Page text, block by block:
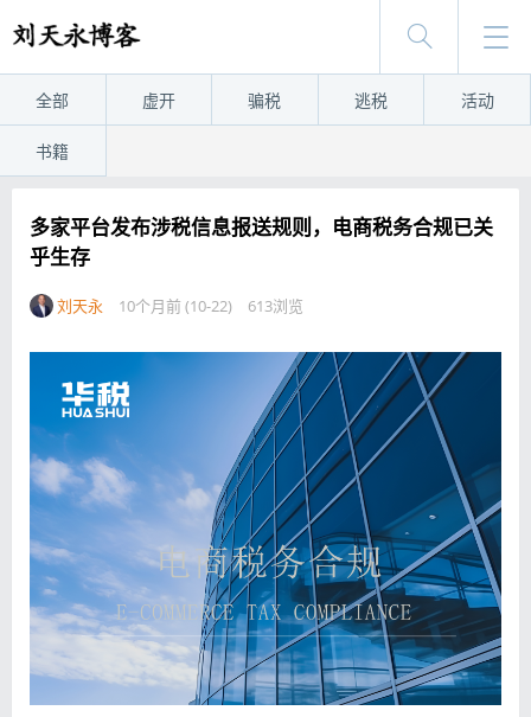
全部 虚开 骗税 逃税 活动
书籍
多家平台发布涉税信息报送规则，电商税务合规已关
乎生存
刘天永 10个月前 (10-22) 613浏览